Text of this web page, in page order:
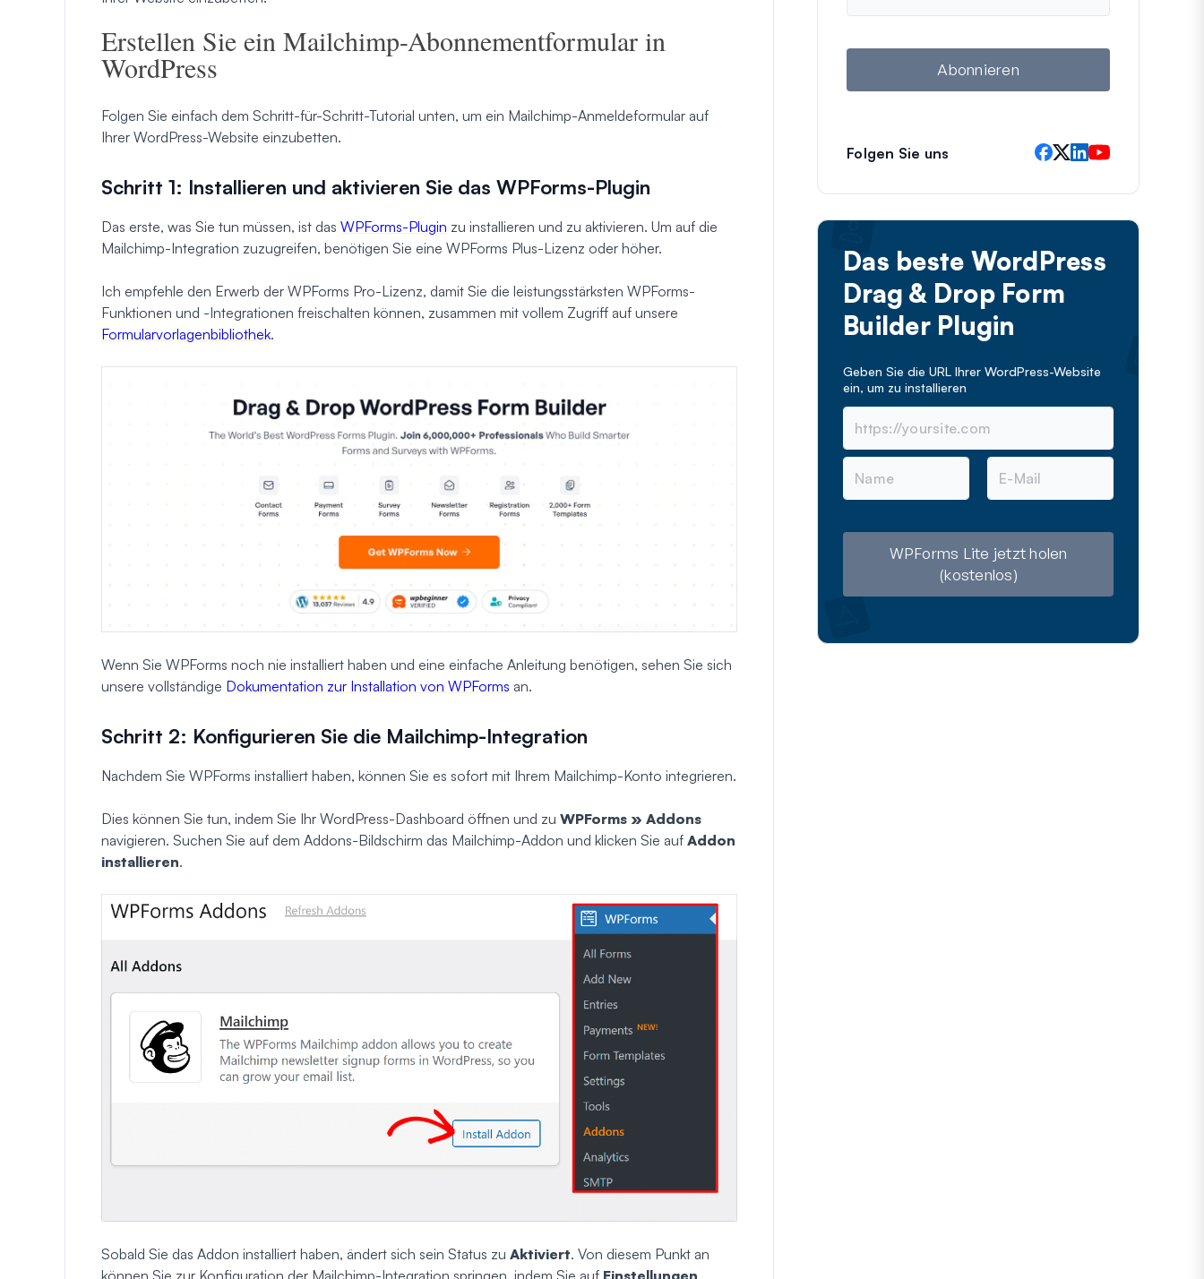
Erstellen Sie ein Mailchimp-Abonnementformular in
WordPress
Folgen Sie einfach dem Schritt-für-Schritt-Tutorial unten, um ein Mailchimp-Anmeldeformular auf
Ihrer WordPress-Website einzubetten.
Schritt 1: Installieren und aktivieren Sie das WPForms-Plugin
Das erste, was Sie tun müssen, ist das WPForms-Plugin zu installieren und zu aktivieren. Um auf die
Mailchimp-Integration zuzugreifen, benötigen Sie eine WPForms Plus-Lizenz oder höher.
Ich empfehle den Erwerb der WPForms Pro-Lizenz, damit Sie die leistungsstärksten WPForms-
Funktionen und -Integrationen freischalten können, zusammen mit vollem Zugriff auf unsere
Formularvorlagenbibliothek.
Wenn Sie WPForms noch nie installiert haben und eine einfache Anleitung benötigen, sehen Sie sich
unsere vollständige Dokumentation zur Installation von WPForms an.
Schritt 2: Konfigurieren Sie die Mailchimp-Integration
Nachdem Sie WPForms installiert haben, können Sie es sofort mit Ihrem Mailchimp-Konto integrieren.
Dies können Sie tun, indem Sie Ihr WordPress-Dashboard öffnen und zu WPForms » Addons
navigieren. Suchen Sie auf dem Addons-Bildschirm das Mailchimp-Addon und klicken Sie auf Addon
installieren.
Sobald Sie das Addon installiert haben, ändert sich sein Status zu Aktiviert. Von diesem Punkt an
M
i
Abonnieren
Folgen Sie uns
Das beste WordPress
Drag & Drop Form
Builder Plugin
Geben Sie die URL Ihrer WordPress-Website
ein, um zu installieren
N
m
E
M
WPForms Lite jetzt holen
(kostenlos)